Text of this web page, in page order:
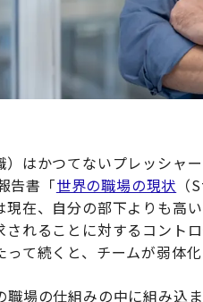
はかつてないプレッシャ
告書「世界の職場の現状
在、自分の部下よりも高
れることに対するコント
て続くと、チームが弱体
場の仕組みの中に組み込